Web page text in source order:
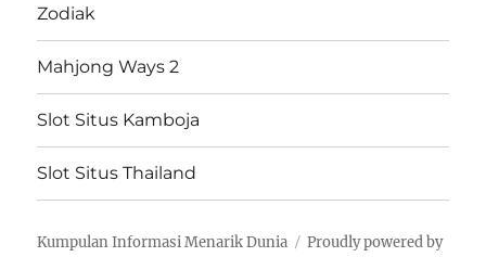
Zodiak
Mahjong Ways 2
Slot Situs Kamboja
Slot Situs Thailand
Kumpulan Informasi Menarik Dunia
Proudly powered by